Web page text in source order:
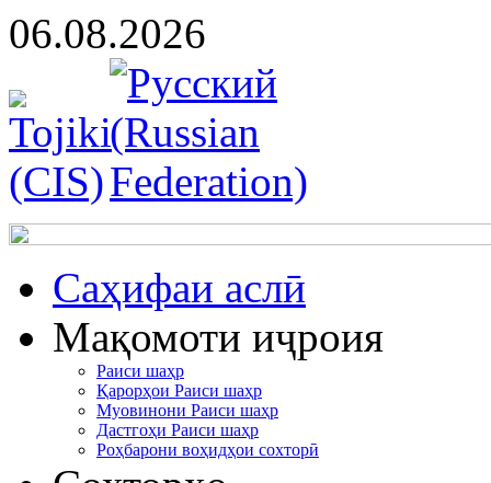
06.08.2026
Cаҳифаи аслӣ
Мақомоти иҷроия
Раиси шаҳр
Қарорҳои Раиси шаҳр
Муовинони Раиси шаҳр
Дастгоҳи Раиси шаҳр
Роҳбарони воҳидҳои сохторӣ